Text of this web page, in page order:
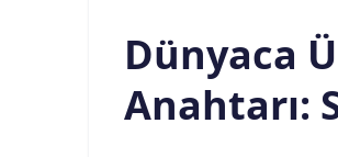
Dünyaca
Anahtarı: